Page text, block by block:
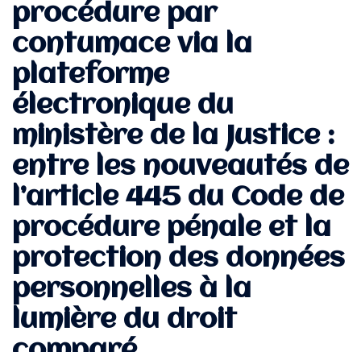
procédure par
contumace via la
plateforme
électronique du
ministère de la Justice :
entre les nouveautés de
l’article 445 du Code de
procédure pénale et la
protection des données
personnelles à la
lumière du droit